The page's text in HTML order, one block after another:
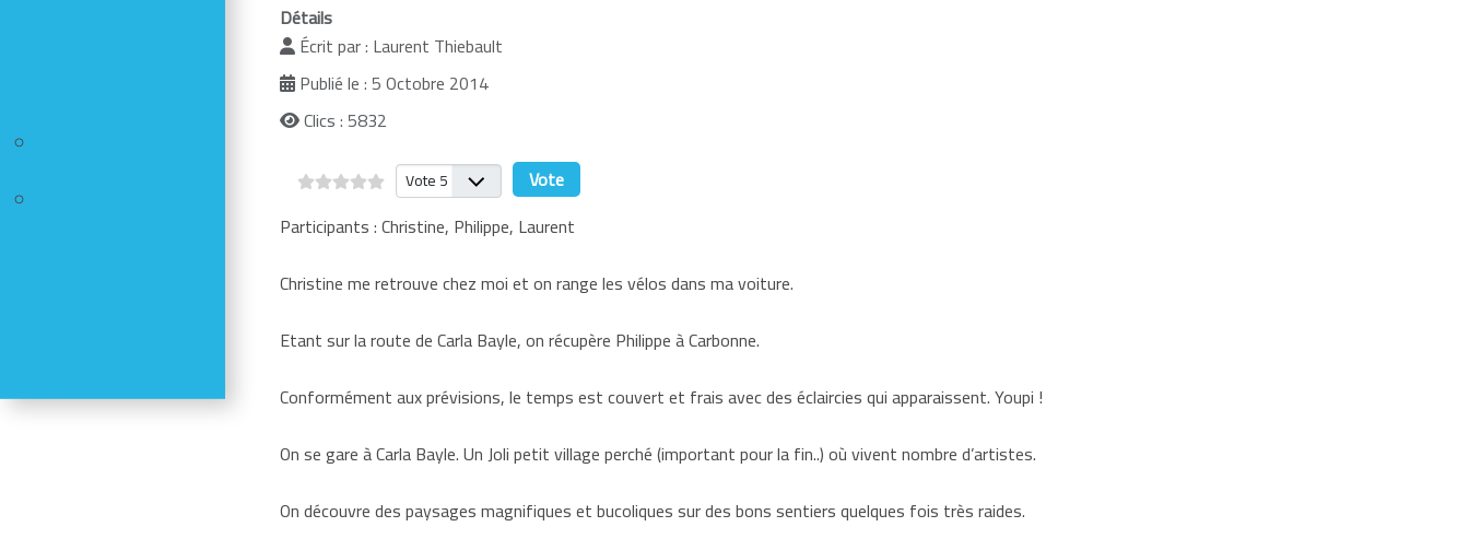
Détails
Écrit par : Laurent Thiebault
Publié le : 5 Octobre 2014
Clics : 5832
Veuillez voter
Participants : Christine, Philippe, Laurent
Christine me retrouve chez moi et on range les vélos dans ma voiture.
Etant sur la route de Carla Bayle, on récupère Philippe à Carbonne.
Conformément aux prévisions, le temps est couvert et frais avec des éclaircies qui apparaissent. Youpi !
On se gare à Carla Bayle. Un Joli petit village perché (important pour la fin..) où vivent nombre d’artistes.
On découvre des paysages magnifiques et bucoliques sur des bons sentiers quelques fois très raides.